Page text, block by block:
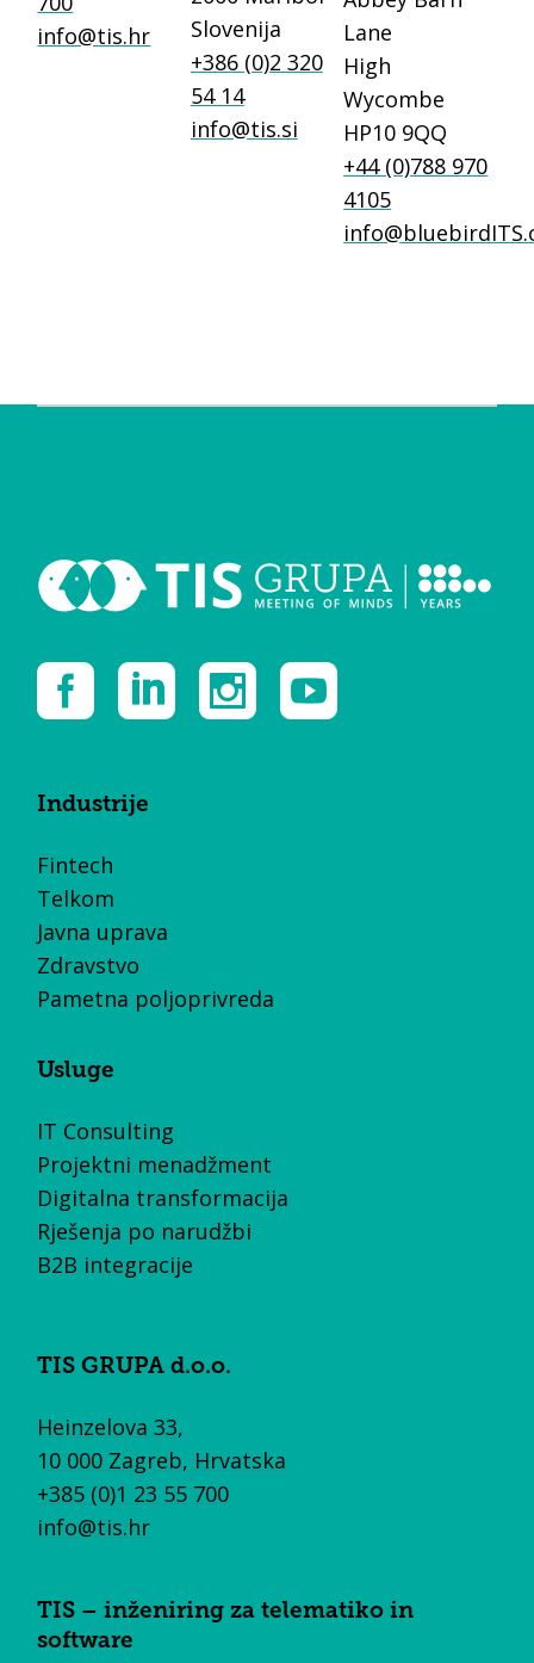
info@tis.hr
Slovenija
+386 (0)2 320
54 14
info@tis.si
Lane
High
Wycombe
HP10 9QQ
+44 (0)788 970
4105
Industrije
Fintech
Telkom
Javna uprava
Zdravstvo
Pametna poljoprivreda
Usluge
IT Consulting
Projektni menadžment
Digitalna transformacija
Rješenja po narudžbi
B2B integracije
TIS GRUPA d.o.o.
Heinzelova 33,
10 000 Zagreb, Hrvatska
+385 (0)1 23 55 700
info@tis.hr
TIS – inženiring za telematiko in
software